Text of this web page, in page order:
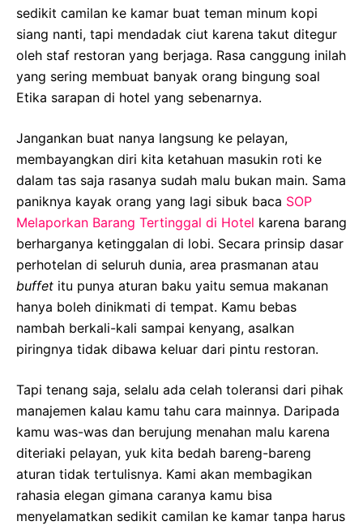
sedikit camilan ke kamar buat teman minum kopi
siang nanti, tapi mendadak ciut karena takut ditegur
oleh staf restoran yang berjaga. Rasa canggung inilah
yang sering membuat banyak orang bingung soal
Etika sarapan di hotel yang sebenarnya.
Jangankan buat nanya langsung ke pelayan,
membayangkan diri kita ketahuan masukin roti ke
dalam tas saja rasanya sudah malu bukan main. Sama
paniknya kayak orang yang lagi sibuk baca SOP
Melaporkan Barang Tertinggal di Hotel karena barang
berharganya ketinggalan di lobi. Secara prinsip dasar
perhotelan di seluruh dunia, area prasmanan atau
buffet itu punya aturan baku yaitu semua makanan
hanya boleh dinikmati di tempat. Kamu bebas
nambah berkali-kali sampai kenyang, asalkan
piringnya tidak dibawa keluar dari pintu restoran.
Tapi tenang saja, selalu ada celah toleransi dari pihak
manajemen kalau kamu tahu cara mainnya. Daripada
kamu was-was dan berujung menahan malu karena
diteriaki pelayan, yuk kita bedah bareng-bareng
aturan tidak tertulisnya. Kami akan membagikan
rahasia elegan gimana caranya kamu bisa
menyelamatkan sedikit camilan ke kamar tanpa harus